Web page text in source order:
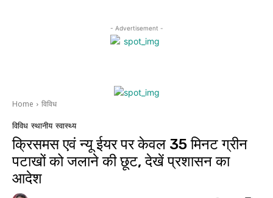
- Advertisement -